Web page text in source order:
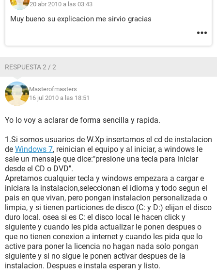
20 abr 2010 a las 03:43
Muy bueno su explicacion me sirvio gracias
RESPUESTA 2 / 2
Masterofmasters
16 jul 2010 a las 18:51
Yo lo voy a aclarar de forma sencilla y rapida.
1.Si somos usuarios de W.Xp insertamos el cd de instalacion
de Windows 7, reinician el equipo y al iniciar, a windows le
sale un mensaje que dice:"presione una tecla para iniciar
desde el CD o DVD".
Apretamos cualquier tecla y windows empezara a cargar e
iniciara la instalacion,seleccionan el idioma y todo segun el
pais en que vivan, pero pongan instalacion personalizada o
limpia, y si tienen particiones de disco (C: y D:) elijan el disco
duro local. osea si es C: el disco local le hacen click y
siguiente y cuando les pida actualizar le ponen despues o
que no tienen conexion a internet y cuando les pida que lo
active para poner la licencia no hagan nada solo pongan
siguiente y si no sigue le ponen activar despues de la
instalacion. Despues e instala esperan y listo.